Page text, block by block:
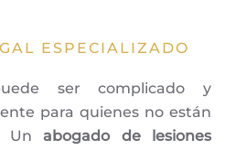
ESPECIALIZADO
ser complicado y
para quienes no están
Unabogado de lesiones